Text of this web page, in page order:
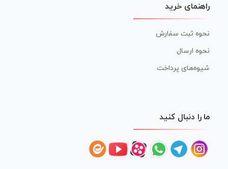
راهنمای خرید
نحوه ثبت سفارش
نحوه ارسال
شیوه‌های پرداخت
ما را دنبال کنید